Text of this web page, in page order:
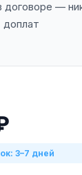
договоре —
доплат
3–7 дней